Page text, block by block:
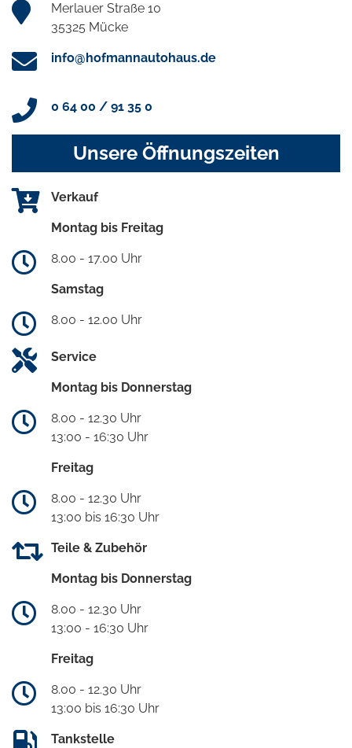
Merlauer Straße 10
35325 Mücke
info@hofmannautohaus.de
0 64 00 / 91 35 0
Unsere Öffnungszeiten
Verkauf
Montag bis Freitag
8.00 - 17.00 Uhr
Samstag
8.00 - 12.00 Uhr
Service
Montag bis Donnerstag
8.00 - 12.30 Uhr
13:00 - 16:30 Uhr
Freitag
8.00 - 12.30 Uhr
13:00 bis 16:30 Uhr
Teile & Zubehör
Montag bis Donnerstag
8.00 - 12.30 Uhr
13:00 - 16:30 Uhr
Freitag
8.00 - 12.30 Uhr
13:00 bis 16:30 Uhr
Tankstelle